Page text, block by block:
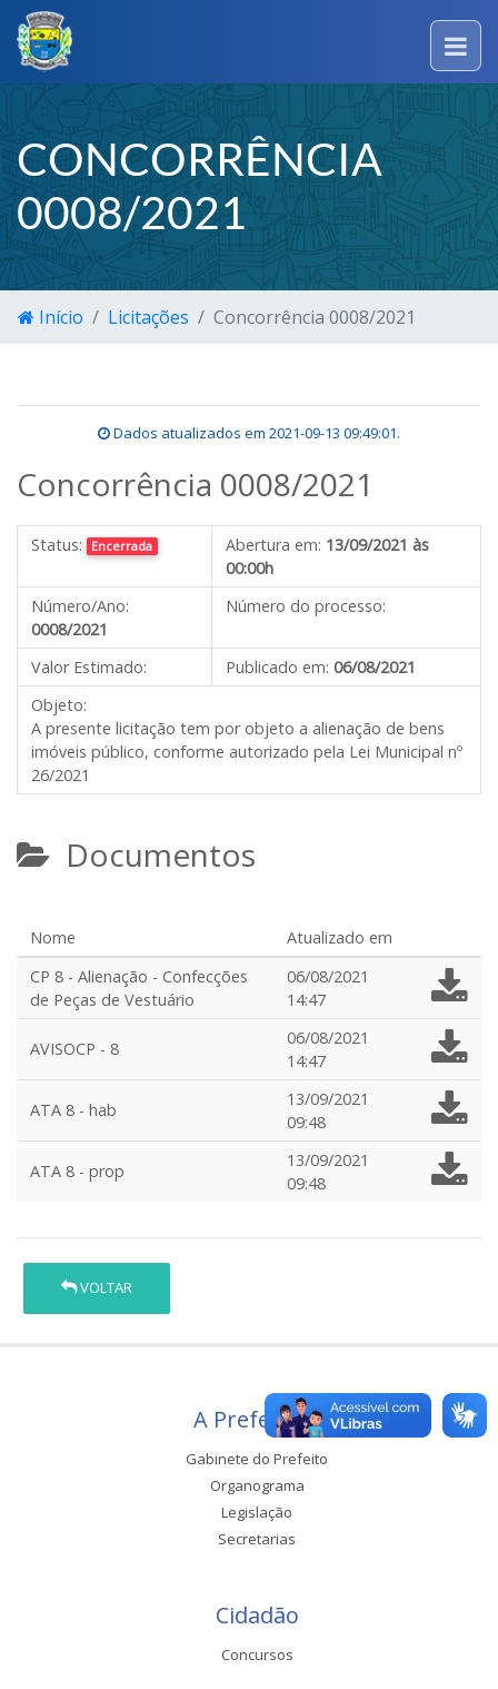
CONCORRÊNCIA
0008/2021
Início Licitações Concorrência 0008/2021
Dados atualizados em 2021-09-13 09:49:01.
Concorrência 0008/2021
Status: Encerrada Abertura em: 13/09/2021 às
00:00h
Número/Ano:
0008/2021
Número do processo:
Valor Estimado: Publicado em: 06/08/2021
Objeto:
A presente licitação tem por objeto a alienação de bens
imóveis público, conforme autorizado pela Lei Municipal nº
26/2021
Documentos
Nome
Atualizado em
CP 8 - Alienação - Confecções
de Peças de Vestuário
06/08/2021
14:47
AVISOCP - 8
06/08/2021
14:47
ATA 8 - hab
13/09/2021
09:48
ATA 8 - prop
13/09/2021
09:48
VOLTAR
A Prefeitura
Gabinete do Prefeito
Organograma
Legislação
Secretarias
Cidadão
Concursos